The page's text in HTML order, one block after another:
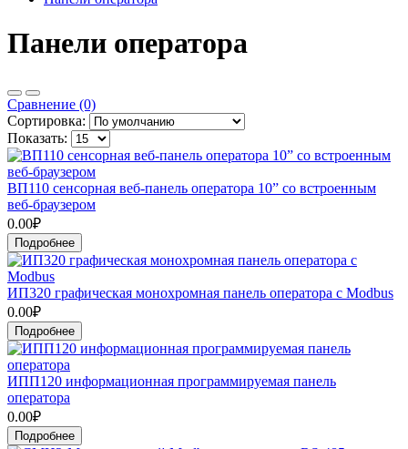
Панели оператора
Сравнение (0)
Сортировка:
Показать:
ВП110 сенсорная веб-панель оператора 10” со встроенным
веб-браузером
0.00₽
Подробнее
ИП320 графическая монохромная панель оператора с Modbus
0.00₽
Подробнее
ИПП120 информационная программируемая панель
оператора
0.00₽
Подробнее